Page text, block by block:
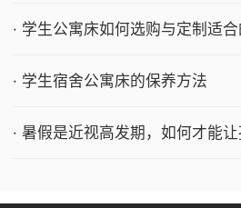
· 学生公寓床如何选购与定制适合
· 学生宿舍公寓床的保养方法
· 暑假是近视高发期，如何才能